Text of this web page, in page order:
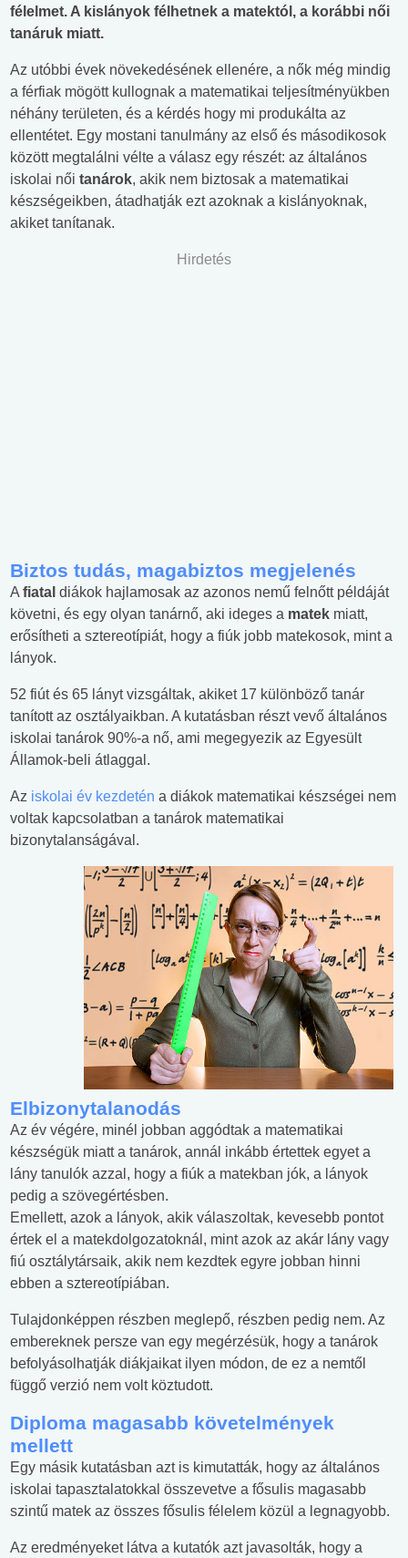
félelmet. A kislányok félhetnek a matektól, a korábbi női
tanáruk miatt.
Az utóbbi évek növekedésének ellenére, a nők még mindig
a férfiak mögött kullognak a matematikai teljesítményükben
néhány területen, és a kérdés hogy mi produkálta az
ellentétet. Egy mostani tanulmány az első és másodikosok
között megtalálni vélte a válasz egy részét: az általános
iskolai női tanárok, akik nem biztosak a matematikai
készségeikben, átadhatják ezt azoknak a kislányoknak,
akiket tanítanak.
Hirdetés
Biztos tudás, magabiztos megjelenés
A fiatal diákok hajlamosak az azonos nemű felnőtt példáját
követni, és egy olyan tanárnő, aki ideges a matek miatt,
erősítheti a sztereotípiát, hogy a fiúk jobb matekosok, mint a
lányok.
52 fiút és 65 lányt vizsgáltak, akiket 17 különböző tanár
tanított az osztályaikban. A kutatásban részt vevő általános
iskolai tanárok 90%-a nő, ami megegyezik az Egyesült
Államok-beli átlaggal.
Az iskolai év kezdetén a diákok matematikai készségei nem
voltak kapcsolatban a tanárok matematikai
bizonytalanságával.
Elbizonytalanodás
Az év végére, minél jobban aggódtak a matematikai
készségük miatt a tanárok, annál inkább értettek egyet a
lány tanulók azzal, hogy a fiúk a matekban jók, a lányok
pedig a szövegértésben.
Emellett, azok a lányok, akik válaszoltak, kevesebb pontot
értek el a matekdolgozatoknál, mint azok az akár lány vagy
fiú osztálytársaik, akik nem kezdtek egyre jobban hinni
ebben a sztereotípiában.
Tulajdonképpen részben meglepő, részben pedig nem. Az
embereknek persze van egy megérzésük, hogy a tanárok
befolyásolhatják diákjaikat ilyen módon, de ez a nemtől
függő verzió nem volt köztudott.
Diploma magasabb követelmények
mellett
Egy másik kutatásban azt is kimutatták, hogy az általános
iskolai tapasztalatokkal összevetve a fősulis magasabb
szintű matek az összes fősulis félelem közül a legnagyobb.
Az eredményeket látva a kutatók azt javasolták, hogy a